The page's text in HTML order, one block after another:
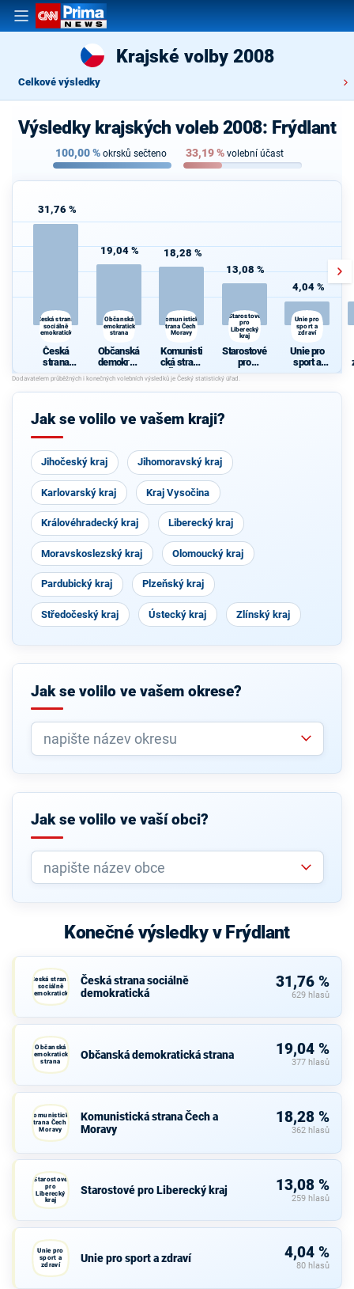
Krajské volby 2008
Celkové výsledky
Výsledky krajských voleb 2008: Frýdlant
100,00% okrsků sečteno 33,19% volební účast
31,76 %
Česká strana
sociálně
demokratická
Česká
strana
sociálně
demokrati
cká
19,04 %
Občanská
demokratická
strana
Občanská
demokrati
cká strana
18,28 %
Komunistická
strana Čech a
Moravy
Komunisti
cká strana
Čech a
Moravy
13,08 %
Starostové
pro
Liberecký
kraj
Starostové
pro
Liberecký
kraj
4,04 %
Unie pro
sport a
zdraví
Unie pro
sport a
zdraví
Jak se volilo ve vašem kraji?
Jihočeský kraj Jihomoravský kraj
Karlovarský kraj Kraj Vysočina
Královéhradecký kraj Liberecký kraj
Moravskoslezský kraj Olomoucký kraj
Pardubický kraj Plzeňský kraj
Středočeský kraj Ústecký kraj Zlínský kraj
Jak se volilo ve vašem okrese?
Jak se volilo ve vaší obci?
Konečné výsledky v Frýdlant
Česká strana
sociálně
demokratická
Česká strana sociálně
demokratická
31,76 %
629 hlasů
Občanská
demokratická
strana
Občanská demokratická strana 19,04 %
377 hlasů
Komunistická
strana Čech a
Moravy
Komunistická strana Čech a
Moravy
18,28 %
362 hlasů
Starostové
pro
Liberecký
kraj
Starostové pro Liberecký kraj 13,08 %
259 hlasů
Unie pro
sport a
zdraví
Unie pro sport a zdraví 4,04 %
80 hlasů